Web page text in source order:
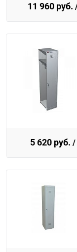
11 960 руб.
5 620 руб. /